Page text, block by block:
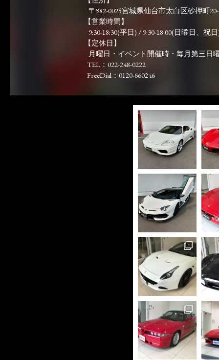
〒982-0025宮城県仙台市太白区砂押町
【営業時間】
9:30-18:30(平日) / 9:30-18:00(日曜日、祝日
【定休日】
月曜日・イベント開催時・毎月第三日
TEL：022-248-0222
FreeDial：0120-660246